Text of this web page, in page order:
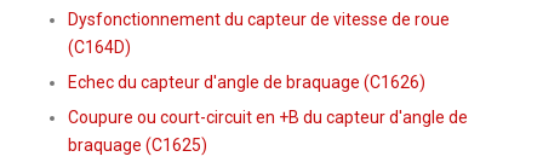
Dysfonctionnement du capteur de vitesse de roue
(C164D)
Echec du capteur d'angle de braquage (C1626)
Coupure ou court-circuit en +B du capteur d'angle de
braquage (C1625)